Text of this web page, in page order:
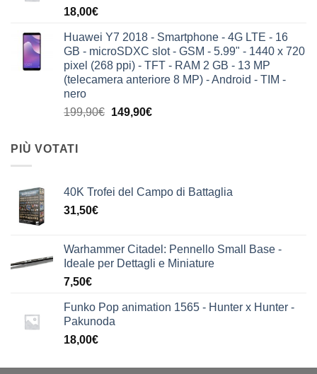
18,00€
Huawei Y7 2018 - Smartphone - 4G LTE - 16
GB - microSDXC slot - GSM - 5.99" - 1440 x 720
pixel (268 ppi) - TFT - RAM 2 GB - 13 MP
(telecamera anteriore 8 MP) - Android - TIM -
nero
199,90€ Il
149,90€Il
PIÙ VOTATI
40K Trofei del Campo di Battaglia
31,50€
Warhammer Citadel: Pennello Small Base -
Ideale per Dettagli e Miniature
7,50€
Funko Pop animation 1565 - Hunter x Hunter -
Pakunoda
18,00€